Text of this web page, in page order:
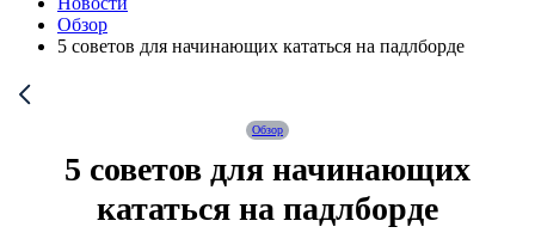
Обзор
5 советов для начинающих кататься на падлборде
Обзор
5 советов для начинающих
кататься на падлборде